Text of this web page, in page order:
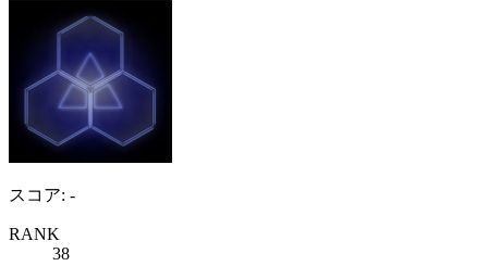
スコア: -
RANK
38